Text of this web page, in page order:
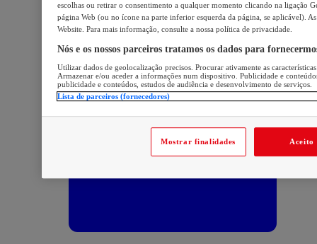
escolhas ou retirar o consentimento a qualquer momento clicando na ligação
página Web (ou no ícone na parte inferior esquerda da página, se aplicável). As
Website. Para mais informação, consulte a nossa política de privacidade.
Nós e os nossos parceiros tratamos os dados para
Utilizar dados de geolocalização precisos. Procurar ativamente as
Armazenar e/ou aceder a informações num dispositivo. Publicidade e
publicidade e conteúdos, estudos de audiência e desenvolvimento de serviços.
Lista de parceiros (fornecedores)
Mostrar finalidades Aceito